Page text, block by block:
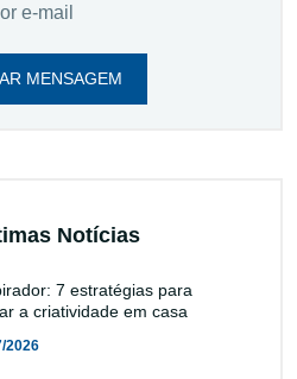
e-mail
MENSAGEM
Notícias
7 estratégias para
a criatividade em casa
2026